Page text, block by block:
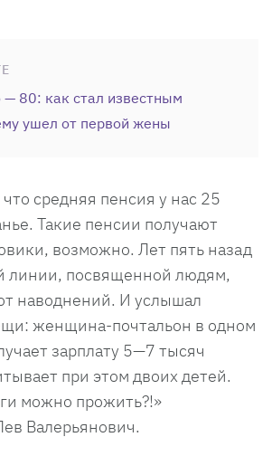
80: как стал известным
ушел от первой жены
что средняя пенсия у нас 25
Такие пенсии получают
возможно. Лет пять назад
линии, посвященной людям,
наводнений. И услышал
женщина-почтальон в одном
зарплату 5—7 тысяч
при этом двоих детей.
можно прожить?!»
Валерьянович.